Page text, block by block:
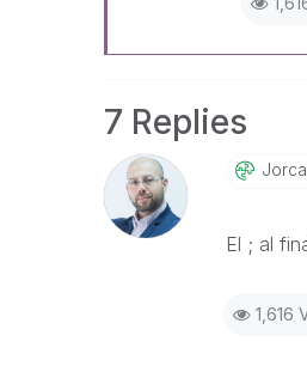
7 Replies
El ; al
1,616